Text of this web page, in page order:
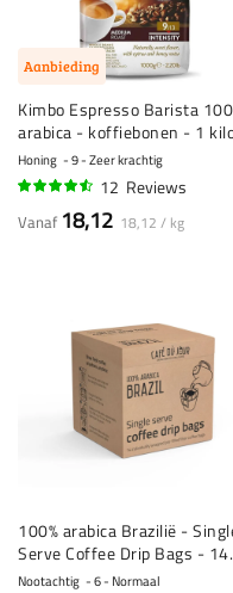
Aanbieding
Kimbo Espresso Barista
arabica - koffiebonen - 1
Honing 9 - Zeer krachtig
12 Reviews
Vanaf 18,12 18,12 / kg
100% arabica Brazilië -
Serve Coffee Drip Bags - 14
stuks
Nootachtig 6 - Normaal